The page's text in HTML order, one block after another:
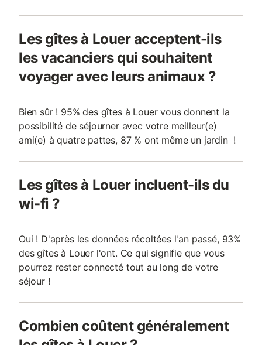
Les gîtes à Louer acceptent-ils
les vacanciers qui souhaitent
voyager avec leurs animaux ?
Bien sûr ! 95% des gîtes à Louer vous donnent la
possibilité de séjourner avec votre meilleur(e)
ami(e) à quatre pattes, 87 % ont même un jardin !
Les gîtes à Louer incluent-ils du
wi-fi ?
Oui ! D'après les données récoltées l'an passé, 93%
des gîtes à Louer l'ont. Ce qui signifie que vous
pourrez rester connecté tout au long de votre
séjour !
Combien coûtent généralement